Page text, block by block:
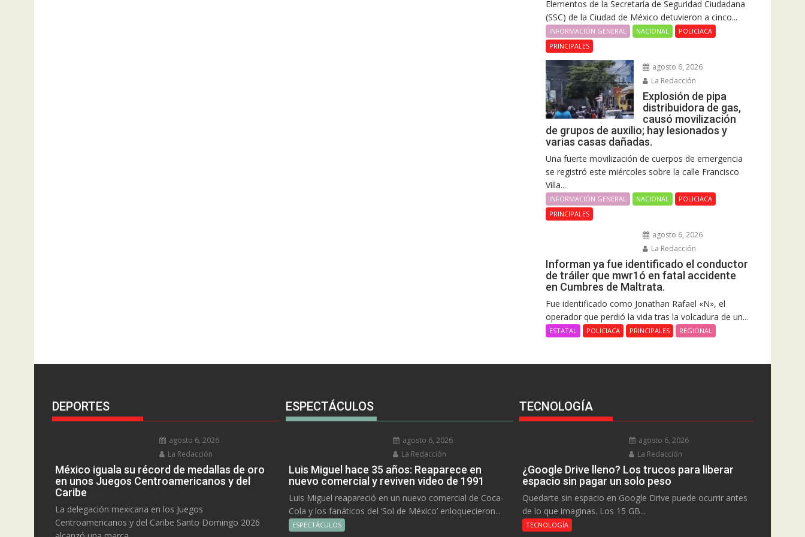
Elementos de la Secretaría de Seguridad Ciudadana
(SSC) de la Ciudad de México detuvieron a cinco...
INFORMACIÓN GENERAL NACIONAL
POLICIACA
PRINCIPALES
agosto 6, 2026
La Redacción
Explosión de pipa
distribuidora de gas,
causó movilización
de grupos de auxilio; hay lesionados y
varias casas dañadas.
Una fuerte movilización de cuerpos de emergencia
se registró este miércoles sobre la calle Francisco
Villa...
INFORMACIÓN GENERAL NACIONAL
POLICIACA
PRINCIPALES
agosto 6, 2026
La Redacción
Informan ya fue identificado el conductor
de tráiler que mwr1ó en fatal accidente
en Cumbres de Maltrata.
Fue identificado como Jonathan Rafael «N», el
operador que perdió la vida tras la volcadura de un...
ESTATAL POLICIACA PRINCIPALES REGIONAL
DEPORTES
agosto 6, 2026
La Redacción
México iguala su récord de medallas de oro
en unos Juegos Centroamericanos y del
Caribe
La delegación mexicana en los Juegos
Centroamericanos y del Caribe Santo Domingo 2026
ESPECTÁCULOS
agosto 6, 2026
La Redacción
Luis Miguel hace 35 años: Reaparece en
nuevo comercial y reviven video de 1991
Luis Miguel reapareció en un nuevo comercial de Coca-
Cola y los fanáticos del ‘Sol de México’ enloquecieron...
ESPECTÁCULOS
TECNOLOGÍA
agosto 6, 2026
La Redacción
¿Google Drive lleno? Los trucos para liberar
espacio sin pagar un solo peso
Quedarte sin espacio en Google Drive puede ocurrir antes
de lo que imaginas. Los 15 GB...
TECNOLOGÍA